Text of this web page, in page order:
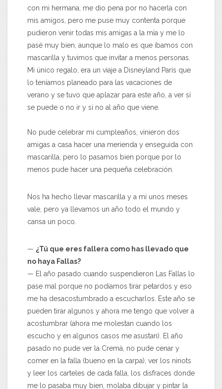
con mi hermana, me dio pena por no hacerla con
mis amigos, pero me puse muy contenta porque
pudieron venir todas mis amigas a la mía y me lo
pasé muy bien, aunque lo malo es que íbamos con
mascarilla y tuvimos que invitar a menos personas.
Mi único regalo, era un viaje a Disneyland París que
lo teníamos planeado para las vacaciones de
verano y se tuvo que aplazar para este año, a ver sí
se puede o no ir y si no al año que viene.
No pude celebrar mi cumpleaños, vinieron dos
amigas a casa hacer una merienda y enseguida con
mascarilla, pero lo pasamos bien porque por lo
menos pude hacer una pequeña celebración.
Nos ha hecho llevar mascarilla y a mí unos meses
vale, pero ya llevamos un año todo el mundo y
cansa un poco.
— ¿Tú que eres fallera como has llevado que
no haya Fallas?
— El año pasado cuando suspendieron Las Fallas lo
pase mal porque no podíamos tirar petardos y eso
me ha desacostumbrado a escucharlos. Este año se
pueden tirar algunos y ahora me tengo que volver a
acostumbrar (ahora me molestan cuando los
escucho y en algunos casos me asustan). El año
pasado no pude ver la Cremà, no pude cenar y
comer en la falla (bueno en la carpa), ver los ninots
y leer los carteles de cada falla, los disfraces donde
me lo pasaba muy bien, molaba dibujar y pintar la